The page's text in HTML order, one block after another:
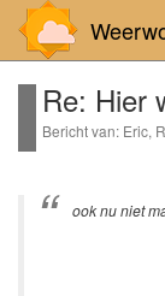
Re: Hier
Bericht van: Eric,
ook nu niet